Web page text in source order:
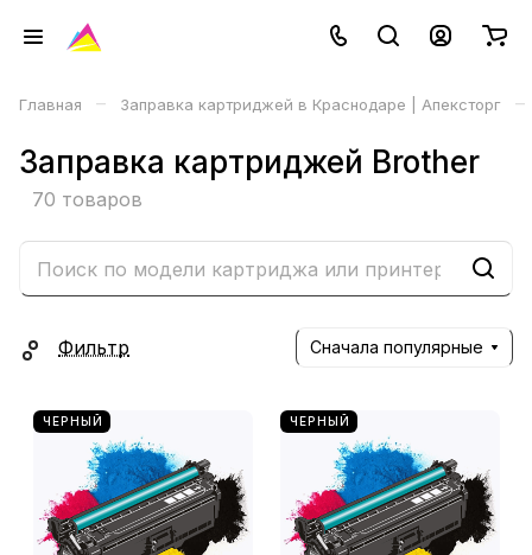
Главная – Заправка картриджей в Краснодаре | Апексторг –
Заправка картриджей Brother
70 товаров
Фильтр Сначала популярные
ЧЕРНЫЙ ЧЕРНЫЙ